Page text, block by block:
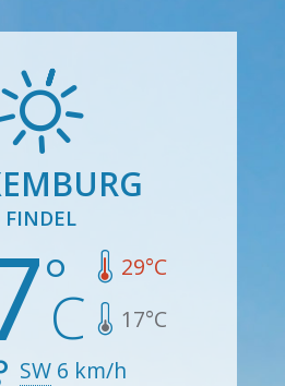
FINDEL
29°C
17°C
SW 6 km/h